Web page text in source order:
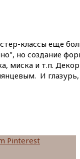
классы ещё
но создание
миска и т.п.
И
Pinterest